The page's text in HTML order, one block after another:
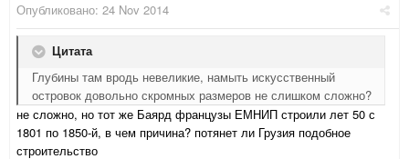
Опубликовано: 24 Nov 2014
Цитата
Глубины там вродь невеликие, намыть искусственный
островок довольно скромных размеров не слишком сложно?
не сложно, но тот же Баярд французы ЕМНИП строили лет 50 с
1801 по 1850-й, в чем причина? потянет ли Грузия подобное
строительство